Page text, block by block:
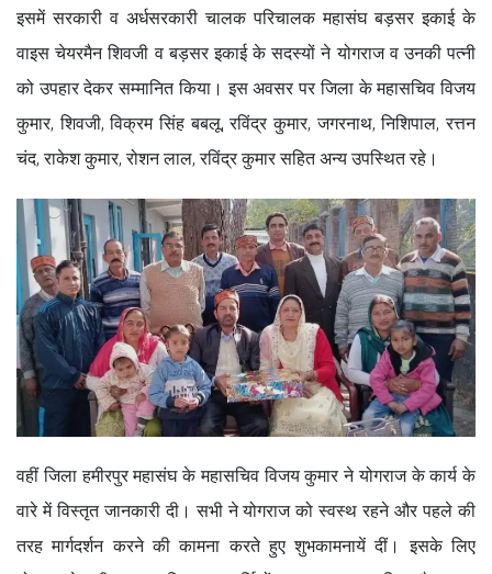
इसमें सरकारी व अर्धसरकारी चालक परिचालक महासंघ बड़सर इकाई के
वाइस चेयरमैन शिवजी व बड़सर इकाई के सदस्यों ने योगराज व उनकी पत्नी
को उपहार देकर सम्मानित किया। इस अवसर पर जिला के महासचिव विजय
कुमार, शिवजी, विक्रम सिंह बबलू, रविंद्र कुमार, जगरनाथ, निशिपाल, रत्तन
चंद, राकेश कुमार, रोशन लाल, रविंद्र कुमार सहित अन्य उपस्थित रहे।
वहीं जिला हमीरपुर महासंघ के महासचिव विजय कुमार ने योगराज के कार्य के
वारे में विस्तृत जानकारी दी। सभी ने योगराज को स्वस्थ रहने और पहले की
तरह मार्गदर्शन करने की कामना करते हुए शुभकामनायें दीं। इसके लिए